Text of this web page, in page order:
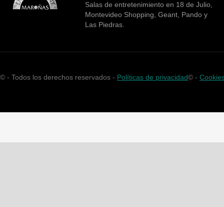
Salas de entretenimiento en 18 de Julio,
Montevideo Shopping, Geant, Pando y
Las Piedras.
© - Todos los derechos reservados - Políticas de privacidad© -